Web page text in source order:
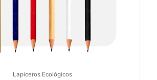
Lapiceros Ecológicos